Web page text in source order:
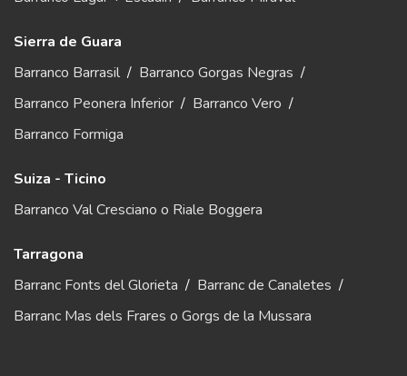
Sierra de Guara
Barranco Barrasil / Barranco Gorgas Negras /
Barranco Peonera Inferior / Barranco Vero /
Barranco Formiga
Suiza - Ticino
Barranco Val Cresciano o Riale Boggera
Tarragona
Barranc Fonts del Glorieta / Barranc de Canaletes /
Barranc Mas dels Frares o Gorgs de la Mussara